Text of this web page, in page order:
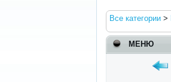
Все категории >
МЕНЮ